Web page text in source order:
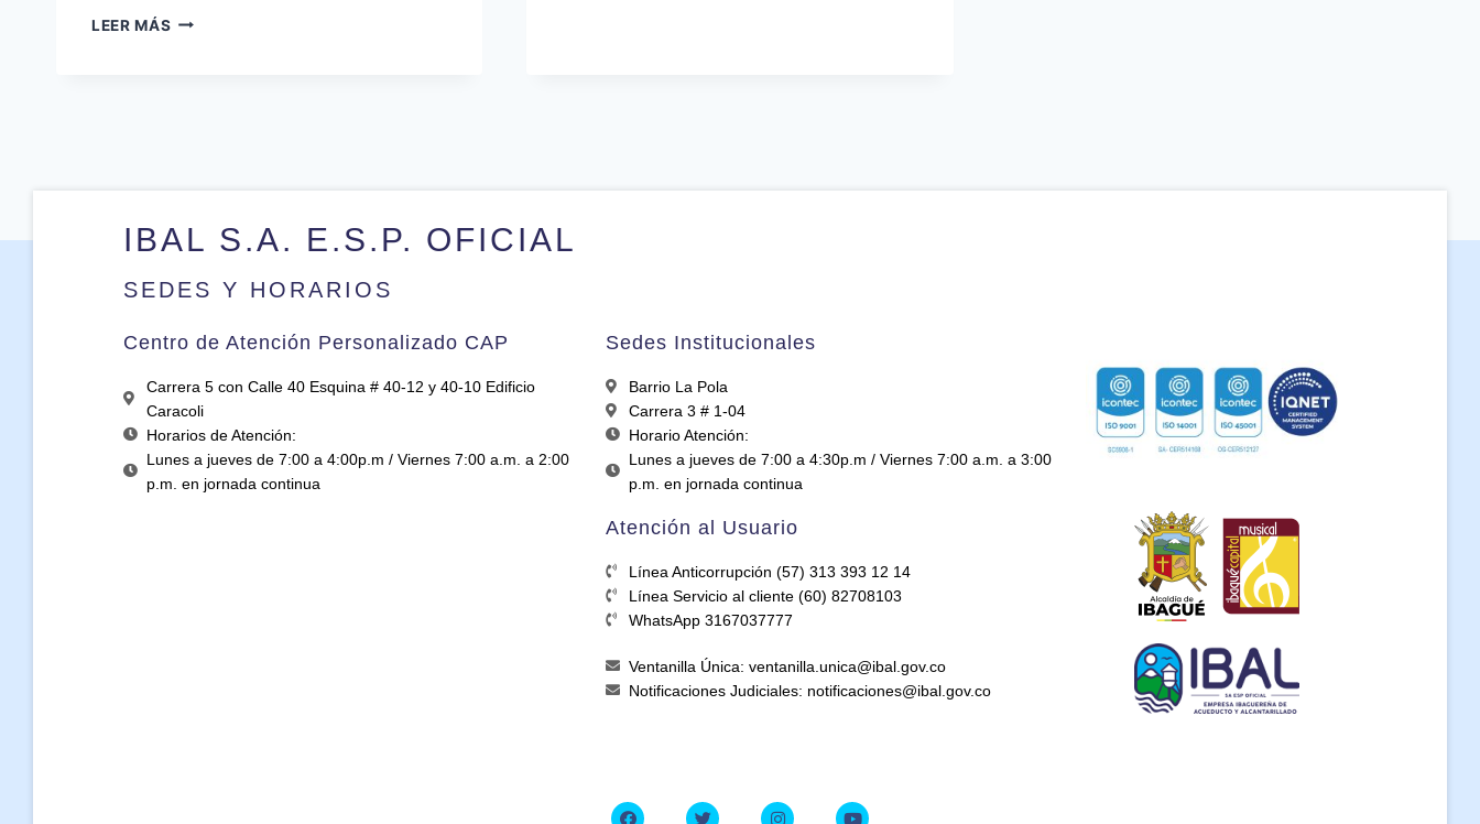
LEER MÁS
IBAL S.A. E.S.P. OFICIAL
SEDES Y HORARIOS
Centro de Atención Personalizado CAP
Carrera 5 con Calle 40 Esquina # 40-12 y 40-10 Edificio
Caracoli
Horarios de Atención:
Lunes a jueves de 7:00 a 4:00p.m / Viernes 7:00 a.m. a 2:00
p.m. en jornada continua
Sedes Institucionales
Barrio La Pola
Carrera 3 # 1-04
Horario Atención:
Lunes a jueves de 7:00 a 4:30p.m / Viernes 7:00 a.m. a 3:00
p.m. en jornada continua
Atención al Usuario
Línea Anticorrupción (57) 313 393 12 14
Línea Servicio al cliente (60) 82708103
WhatsApp 3167037777
Ventanilla Única: ventanilla.unica@ibal.gov.co
Notificaciones Judiciales: notificaciones@ibal.gov.co